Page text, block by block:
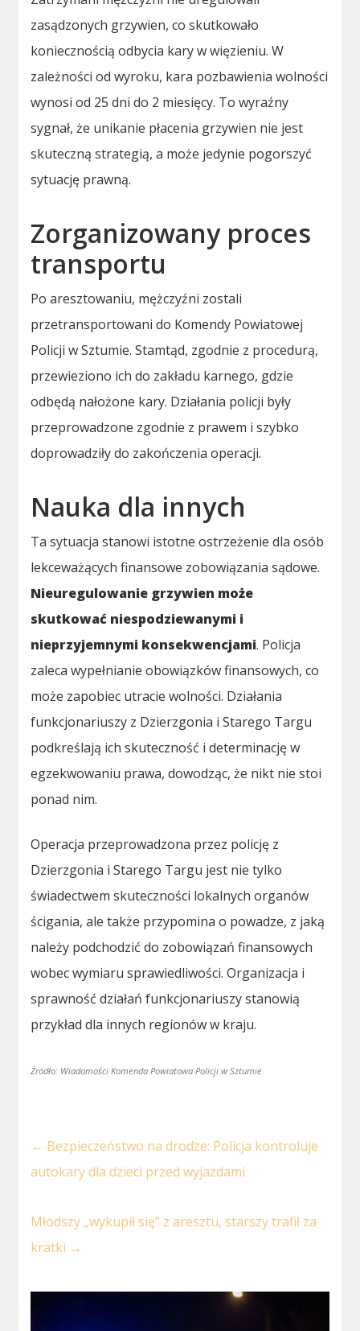
zasądzonych grzywien, co skutkowało
koniecznością odbycia kary w więzieniu. W
zależności od wyroku, kara pozbawienia wolności
wynosi od 25 dni do 2 miesięcy. To wyraźny
sygnał, że unikanie płacenia grzywien nie jest
skuteczną strategią, a może jedynie pogorszyć
sytuację prawną.
Zorganizowany proces
transportu
Po aresztowaniu, mężczyźni zostali
przetransportowani do Komendy Powiatowej
Policji w Sztumie. Stamtąd, zgodnie z procedurą,
przewieziono ich do zakładu karnego, gdzie
odbędą nałożone kary. Działania policji były
przeprowadzone zgodnie z prawem i szybko
doprowadziły do zakończenia operacji.
Nauka dla innych
Ta sytuacja stanowi istotne ostrzeżenie dla osób
lekceważących finansowe zobowiązania sądowe.
Nieuregulowanie grzywien może
skutkować niespodziewanymi i
nieprzyjemnymi konsekwencjami. Policja
zaleca wypełnianie obowiązków finansowych, co
może zapobiec utracie wolności. Działania
funkcjonariuszy z Dzierzgonia i Starego Targu
podkreślają ich skuteczność i determinację w
egzekwowaniu prawa, dowodząc, że nikt nie stoi
ponad nim.
Operacja przeprowadzona przez policję z
Dzierzgonia i Starego Targu jest nie tylko
świadectwem skuteczności lokalnych organów
ścigania, ale także przypomina o powadze, z jaką
należy podchodzić do zobowiązań finansowych
wobec wymiaru sprawiedliwości. Organizacja i
sprawność działań funkcjonariuszy stanowią
przykład dla innych regionów w kraju.
Źródło: Wiadomości Komenda Powiatowa Policji w Sztumie
← Bezpieczeństwo na drodze: Policja kontroluje
autokary dla dzieci przed wyjazdami
Młodszy „wykupił się” z aresztu, starszy trafił za
kratki →